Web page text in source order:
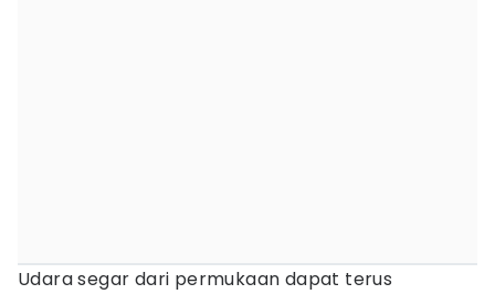
Udara segar dari permukaan dapat terus